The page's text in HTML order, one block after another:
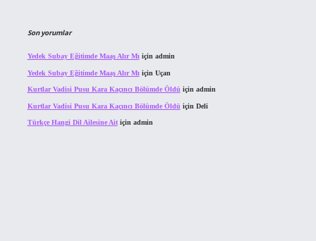
Son yorumlar
Yedek Subay Eğitimde Maaş Alır Mı için admin
Yedek Subay Eğitimde Maaş Alır Mı için Uçan
Kurtlar Vadisi Pusu Kara Kaçıncı Bölümde Öldü için admin
Kurtlar Vadisi Pusu Kara Kaçıncı Bölümde Öldü için Deli
Türkçe Hangi Dil Ailesine Aitiçin admin